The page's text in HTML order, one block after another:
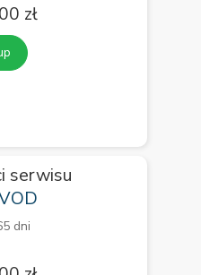
zł
serwisu
dni